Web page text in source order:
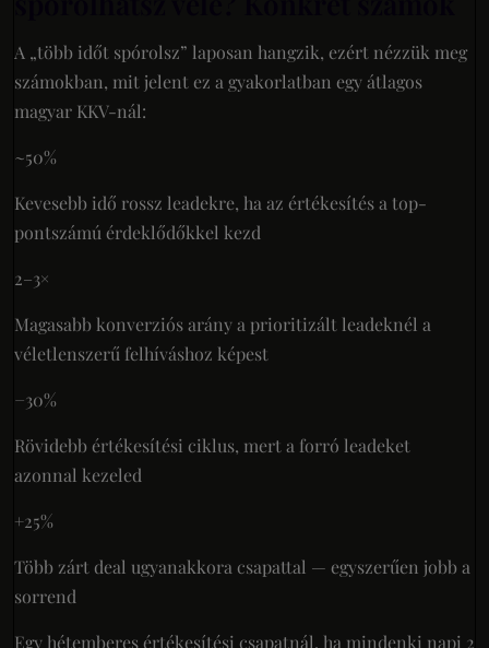
A „több időt spórolsz” laposan hangzik, ezért nézzük meg
számokban, mit jelent ez a gyakorlatban egy átlagos
magyar KKV-nál:
~50%
Kevesebb idő rossz leadekre, ha az értékesítés a top-
pontszámú érdeklődőkkel kezd
2–3×
Magasabb konverziós arány a prioritizált leadeknél a
véletlenszerű felhíváshoz képest
−30%
Rövidebb értékesítési ciklus, mert a forró leadeket
azonnal kezeled
+25%
Több zárt deal ugyanakkora csapattal — egyszerűen jobb a
sorrend
Egy hétemberes értékesítési csapatnál, ha mindenki napi 2